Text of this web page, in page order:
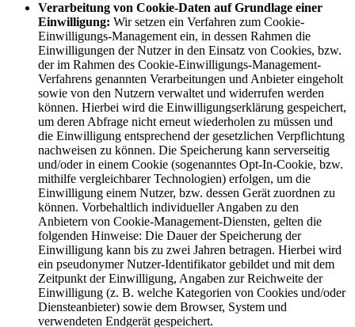
Verarbeitung von Cookie-Daten auf Grundlage einer
Einwilligung: Wir setzen ein Verfahren zum Cookie-
Einwilligungs-Management ein, in dessen Rahmen die
Einwilligungen der Nutzer in den Einsatz von Cookies, bzw.
der im Rahmen des Cookie-Einwilligungs-Management-
Verfahrens genannten Verarbeitungen und Anbieter eingeholt
sowie von den Nutzern verwaltet und widerrufen werden
können. Hierbei wird die Einwilligungserklärung gespeichert,
um deren Abfrage nicht erneut wiederholen zu müssen und
die Einwilligung entsprechend der gesetzlichen Verpflichtung
nachweisen zu können. Die Speicherung kann serverseitig
und/oder in einem Cookie (sogenanntes Opt-In-Cookie, bzw.
mithilfe vergleichbarer Technologien) erfolgen, um die
Einwilligung einem Nutzer, bzw. dessen Gerät zuordnen zu
können. Vorbehaltlich individueller Angaben zu den
Anbietern von Cookie-Management-Diensten, gelten die
folgenden Hinweise: Die Dauer der Speicherung der
Einwilligung kann bis zu zwei Jahren betragen. Hierbei wird
ein pseudonymer Nutzer-Identifikator gebildet und mit dem
Zeitpunkt der Einwilligung, Angaben zur Reichweite der
Einwilligung (z. B. welche Kategorien von Cookies und/oder
Diensteanbieter) sowie dem Browser, System und
verwendeten Endgerät gespeichert.